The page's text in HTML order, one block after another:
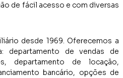
de fácil acesso e com diversas
desde 1969. Oferecemos a
departamento de vendas de
departamento de locação,
bancário, opções de